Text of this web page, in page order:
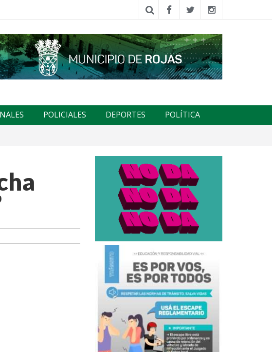
POLICIALES DEPORTES POLÍTICA